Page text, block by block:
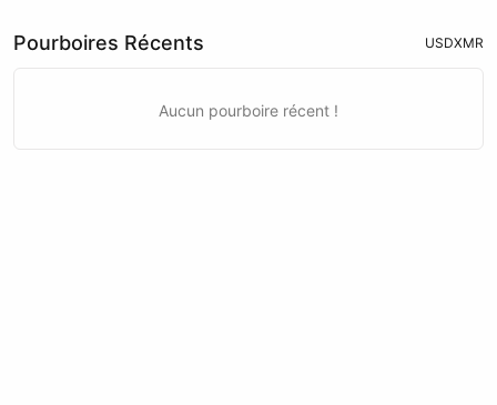
Pourboires Récents USDXMR
Aucun pourboire récent !